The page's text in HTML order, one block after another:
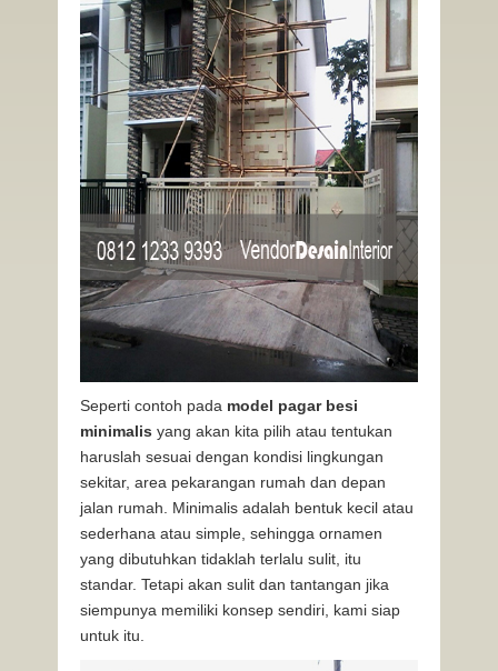
Seperti contoh pada model pagar besi
minimalis yang akan kita pilih atau tentukan
haruslah sesuai dengan kondisi lingkungan
sekitar, area pekarangan rumah dan depan
jalan rumah. Minimalis adalah bentuk kecil atau
sederhana atau simple, sehingga ornamen
yang dibutuhkan tidaklah terlalu sulit, itu
standar. Tetapi akan sulit dan tantangan jika
siempunya memiliki konsep sendiri, kami siap
untuk itu.